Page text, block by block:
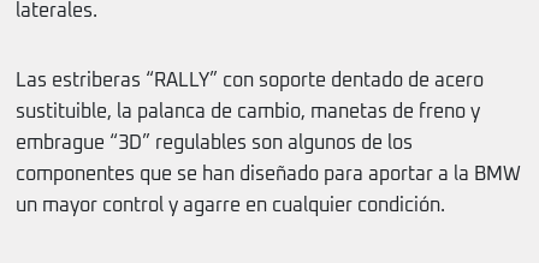
laterales.
Las estriberas “RALLY” con soporte dentado de acero
sustituible, la palanca de cambio, manetas de freno y
embrague “3D” regulables son algunos de los
componentes que se han diseñado para aportar a la BMW
un mayor control y agarre en cualquier condición.